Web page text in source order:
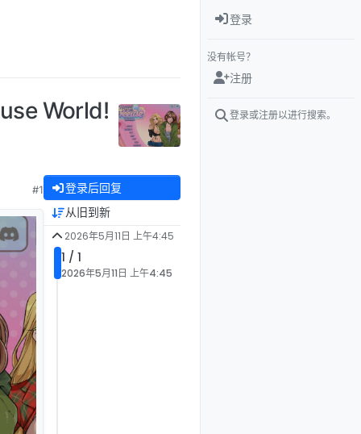
World!
#1 登录后回复
从旧到新
2026年5月11日 上午4:45
1 / 1
2026年5月11日 上午4:45
登录
没有帐号？
注册
登录或注册以进行搜索。